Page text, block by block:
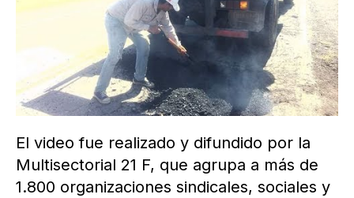
El video fue realizado y difundido por la
Multisectorial 21 F, que agrupa a más de
1.800 organizaciones sindicales, sociales y